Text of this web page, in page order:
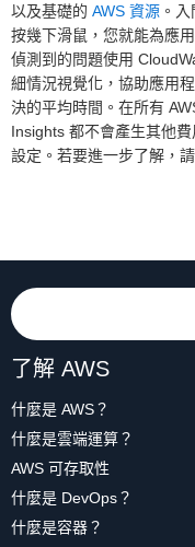
以及基礎的 AWS 資源 。
按幾下滑鼠，您就能為應
偵測到的問題使用
細情況視覺化，協助應用
決的平均時間。在所有
Insights 都不會產生其他
設定。若要進一步了解，
了解 AWS
什麼是 AWS？
什麼是雲端運算？
AWS 可存取性
什麼是 DevOps？
什麼是容器？